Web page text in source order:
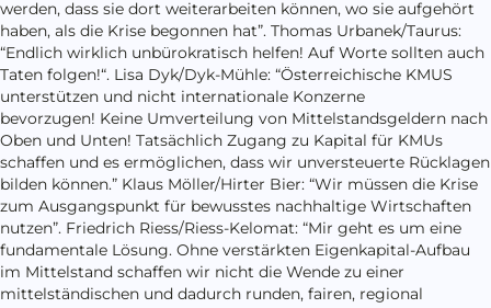
werden, dass sie dort weiterarbeiten können, wo sie aufgehört
haben, als die Krise begonnen hat”. Thomas Urbanek/Taurus:
“Endlich wirklich unbürokratisch helfen! Auf Worte sollten auch
Taten folgen!“. Lisa Dyk/Dyk-Mühle: “Österreichische KMUS
unterstützen und nicht internationale Konzerne
bevorzugen! Keine Umverteilung von Mittelstandsgeldern nach
Oben und Unten! Tatsächlich Zugang zu Kapital für KMUs
schaffen und es ermöglichen, dass wir unversteuerte Rücklagen
bilden können.” Klaus Möller/Hirter Bier: “Wir müssen die Krise
zum Ausgangspunkt für bewusstes nachhaltige Wirtschaften
nutzen”. Friedrich Riess/Riess-Kelomat: “Mir geht es um eine
fundamentale Lösung. Ohne verstärkten Eigenkapital-Aufbau
im Mittelstand schaffen wir nicht die Wende zu einer
mittelständischen und dadurch runden, fairen, regional